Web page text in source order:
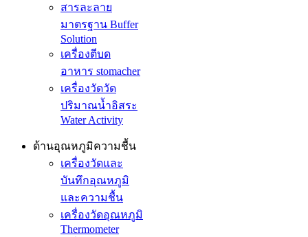
สารละลาย
มาตรฐาน Buffer
Solution
เครื่องตีบด
อาหาร stomacher
เครื่องวัดวัด
ปริมาณน้ำอิสระ
Water Activity
ด้านอุณหภูมิความชื้น
เครื่องวัดและ
บันทึกอุณหภูมิ
และความชื้น
เครื่องวัดอุณหภูมิ
Thermometer